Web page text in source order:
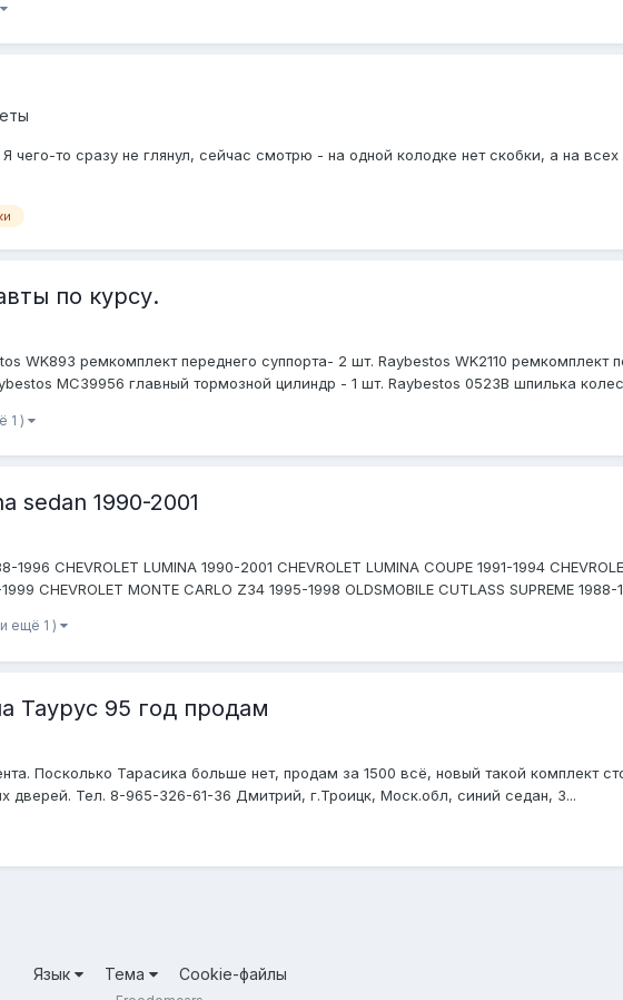
то сразу не глянул, сейчас смотрю - на одной колодке нет скобки, а на всех
по курсу.
WK893 ремкомплект переднего суппорта- 2 шт. Raybestos WK2110 ремкомплект
MC39956 главный тормозной цилиндр - 1 шт. Raybestos 0523B шпилька
1 )
sedan 1990-2001
CHEVROLET LUMINA 1990-2001 CHEVROLET LUMINA COUPE 1991-1994
CHEVROLET MONTE CARLO Z34 1995-1998 OLDSMOBILE CUTLASS SUPREME 1988-
ещё 1 )
Таурус 95 год продам
Посколько Тарасика больше нет, продам за 1500 всё, новый такой комплект
дверей. Тел. 8-965-326-61-36 Дмитрий, г.Троицк, Моск.обл, синий седан, 3...
Язык Тема Cookie-файлы